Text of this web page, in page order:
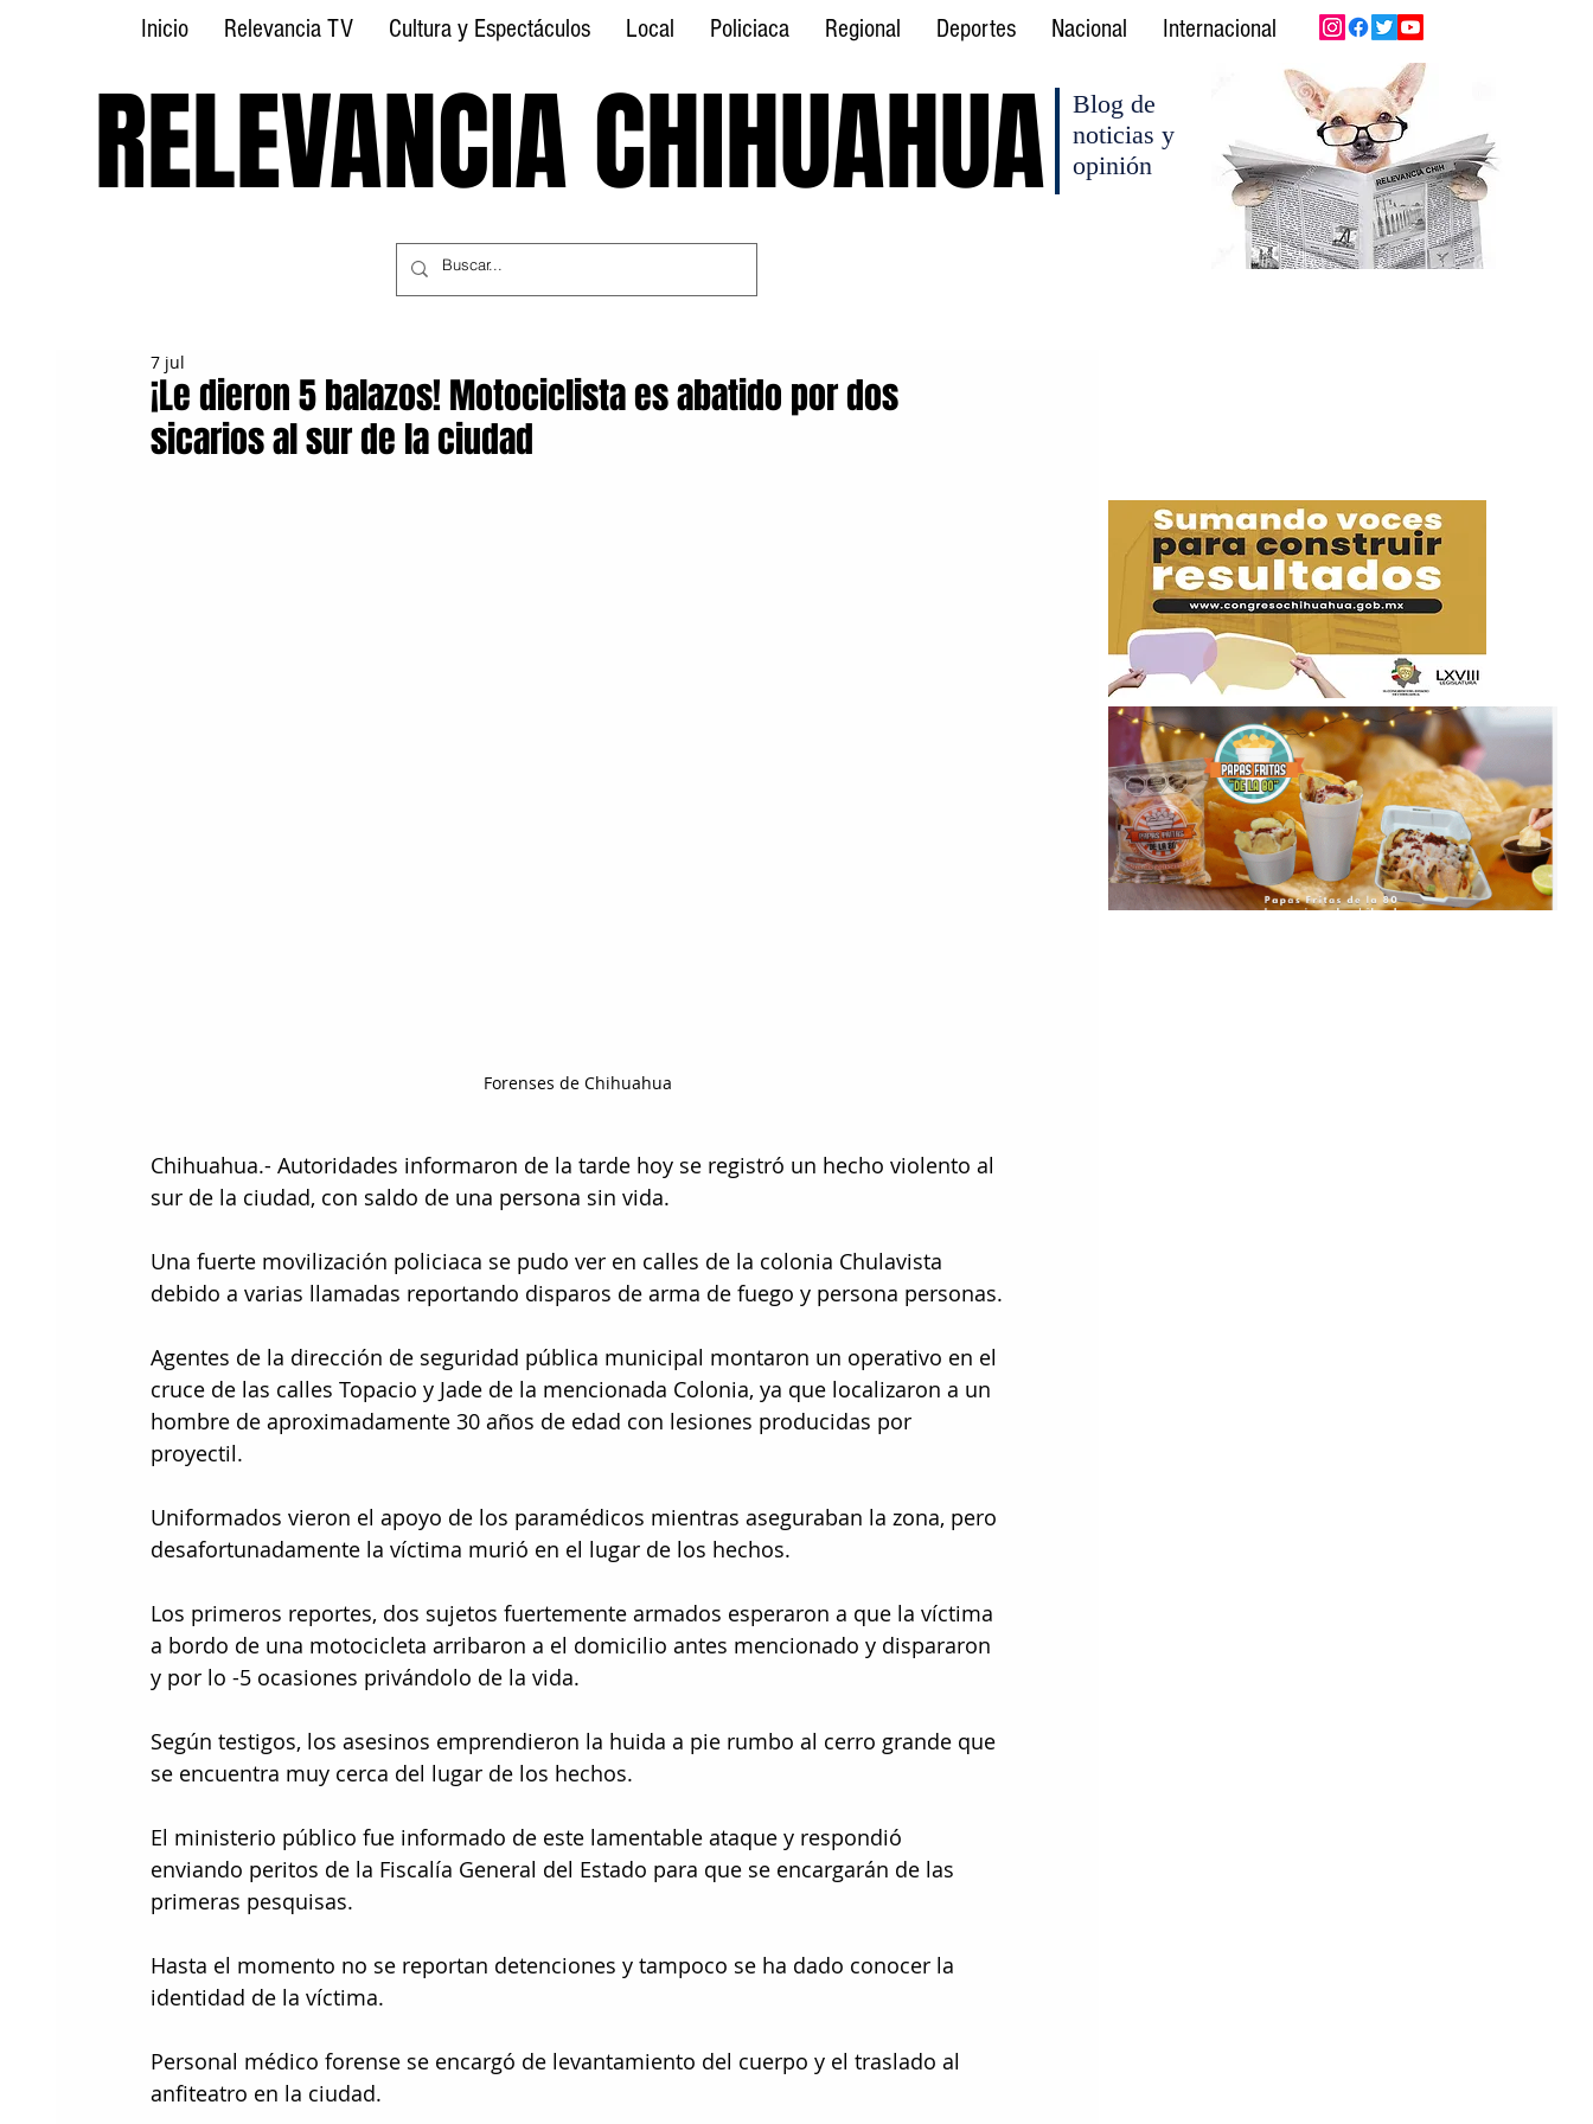
Inicio Relevancia TV Cultura y Espectáculos Local Policiaca Regional Deportes Nacional Internacional
RELEVANCIA CHIHUAHUA
RELEVANCIA CHIHUAHUA
Blog de
noticias y
opinión
¡Le dieron 5 balazos! Motociclista es abatido por dos
sicarios al sur de la ciudad
7 jul
Forenses de Chihuahua
Chihuahua.- Autoridades informaron de la tarde hoy se registró un hecho violento al
sur de la ciudad, con saldo de una persona sin vida.
Una fuerte movilización policiaca se pudo ver en calles de la colonia Chulavista
debido a varias llamadas reportando disparos de arma de fuego y persona personas.
Agentes de la dirección de seguridad pública municipal montaron un operativo en el
cruce de las calles Topacio y Jade de la mencionada Colonia, ya que localizaron a un
hombre de aproximadamente 30 años de edad con lesiones producidas por
proyectil.
Uniformados vieron el apoyo de los paramédicos mientras aseguraban la zona, pero
desafortunadamente la víctima murió en el lugar de los hechos.
Los primeros reportes, dos sujetos fuertemente armados esperaron a que la víctima
a bordo de una motocicleta arribaron a el domicilio antes mencionado y dispararon
y por lo -5 ocasiones privándolo de la vida.
Según testigos, los asesinos emprendieron la huida a pie rumbo al cerro grande que
se encuentra muy cerca del lugar de los hechos.
El ministerio público fue informado de este lamentable ataque y respondió
enviando peritos de la Fiscalía General del Estado para que se encargarán de las
primeras pesquisas.
Hasta el momento no se reportan detenciones y tampoco se ha dado conocer la
identidad de la víctima.
Personal médico forense se encargó de levantamiento del cuerpo y el traslado al
anfiteatro en la ciudad.